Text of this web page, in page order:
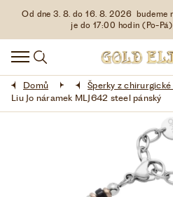
Od dne 3. 8. do 16. 8. 2026 budeme
je do 17:00 hodin (Po-
HODINKY
DOPLŇKY
ŠPERKY
LIMITOVANÉ EDICE
Domů Šperky z chirurgické
Liu Jo náramek MLJ642 steel pánský